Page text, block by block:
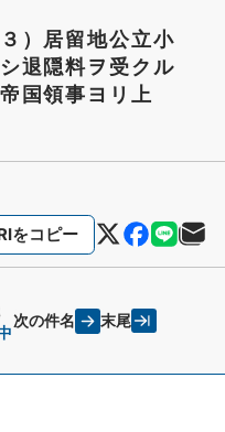
）居留地公立小
退隠料ヲ受クル
国領事ヨリ上
をコピー
次の件名 末尾